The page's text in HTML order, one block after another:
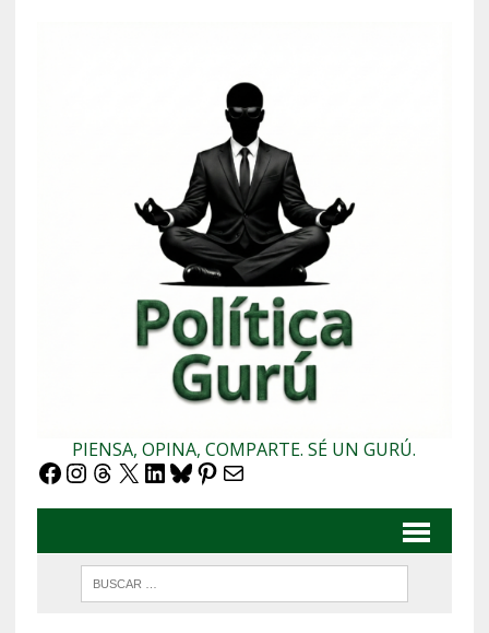
PIENSA, OPINA, COMPARTE. SÉ UN GURÚ.
Facebook
Instagram
Threads
X LinkedIn
Bluesky
Pinterest
Correo electrónico